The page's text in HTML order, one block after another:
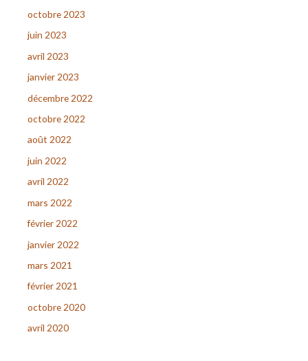
octobre 2023
juin 2023
avril 2023
janvier 2023
décembre 2022
octobre 2022
août 2022
juin 2022
avril 2022
mars 2022
février 2022
janvier 2022
mars 2021
février 2021
octobre 2020
avril 2020